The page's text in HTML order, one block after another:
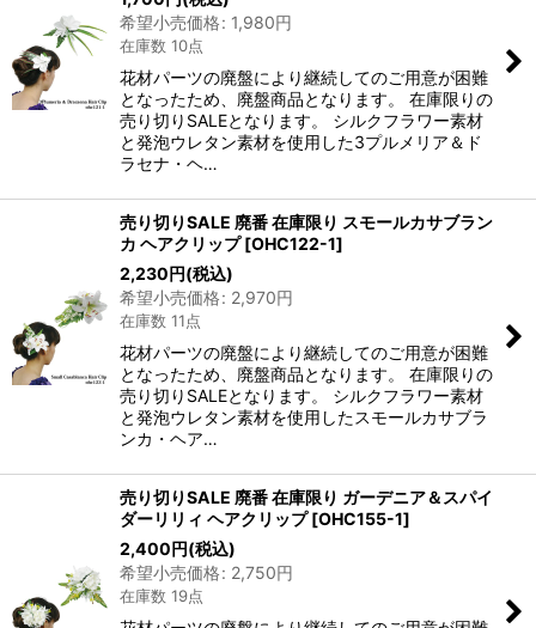
希望小売価格: 1,980円
在庫数 10点
花材パーツの廃盤により継続してのご用意が困難
となったため、廃盤商品となります。 在庫限りの
売り切りSALEとなります。 シルクフラワー素材
と発泡ウレタン素材を使用した3プルメリア＆ド
ラセナ・ヘ…
売り切りSALE 廃番 在庫限り スモールカサブラン
カ ヘアクリップ [OHC122-1]
2,230円(税込)
希望小売価格: 2,970円
在庫数 11点
花材パーツの廃盤により継続してのご用意が困難
となったため、廃盤商品となります。 在庫限りの
売り切りSALEとなります。 シルクフラワー素材
と発泡ウレタン素材を使用したスモールカサブラ
ンカ・ヘア…
売り切りSALE 廃番 在庫限り ガーデニア＆スパイ
ダーリリィ ヘアクリップ [OHC155-1]
2,400円(税込)
希望小売価格: 2,750円
在庫数 19点